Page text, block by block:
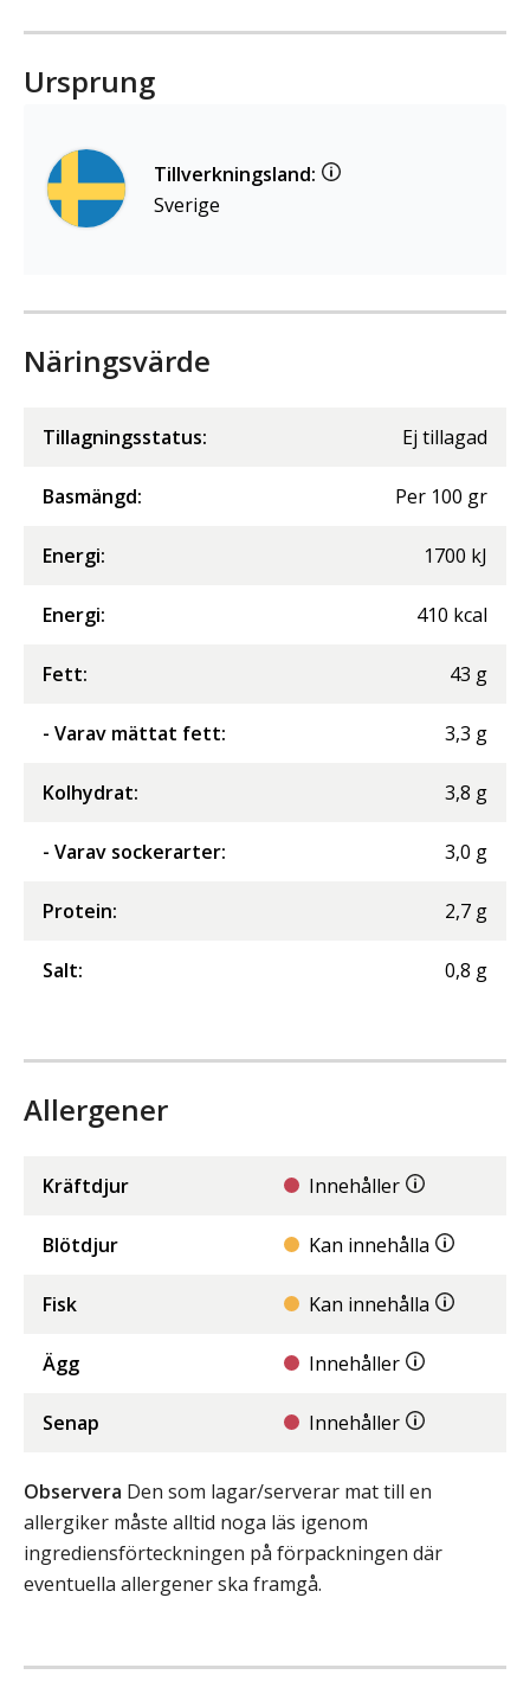
Ursprung
Tillverkningsland:
Sverige
Näringsvärde
Tillagningsstatus: Ej tillagad
Basmängd: Per 100 gr
Energi: 1700 kJ
Energi: 410 kcal
Fett: 43 g
- Varav mättat fett: 3,3 g
Kolhydrat: 3,8 g
- Varav sockerarter: 3,0 g
Protein: 2,7 g
Salt: 0,8 g
Allergener
Kräftdjur Innehåller
Blötdjur Kan innehålla
Fisk Kan innehålla
Ägg Innehåller
Senap Innehåller
Observera Den som lagar/serverar mat till en
allergiker måste alltid noga läs igenom
ingrediensförteckningen på förpackningen där
eventuella allergener ska framgå.